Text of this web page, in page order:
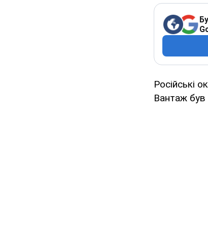
Російські
Вантаж був